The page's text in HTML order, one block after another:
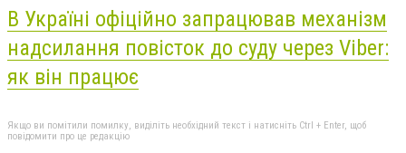
В Україні офіційно запрацював механізм
надсилання повісток до суду через Viber:
як він працює
Якщо ви помітили помилку, виділіть необхідний текст і натисніть Ctrl + Enter, щоб
повідомити про це редакцію